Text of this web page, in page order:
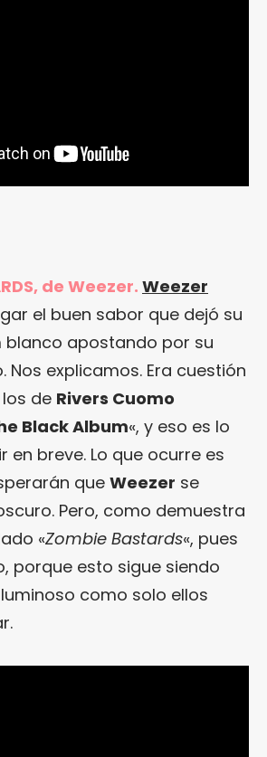
de Weezer. Weezer
el buen sabor que dejó su
blanco apostando por su
Nos explicamos. Era cuestión
de Rivers Cuomo
Black Album«, y eso es lo
en breve. Lo que ocurre es
que Weezer se
Pero, como demuestra
«Zombie Bastards«, pues
porque esto sigue siendo
como solo ellos